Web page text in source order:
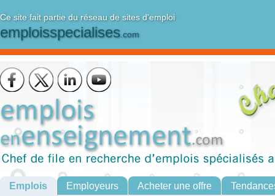
Ce site fait partie du réseau de sites d'emploi
emploisspecialises.com
Emplois Employeurs Acheter une offre